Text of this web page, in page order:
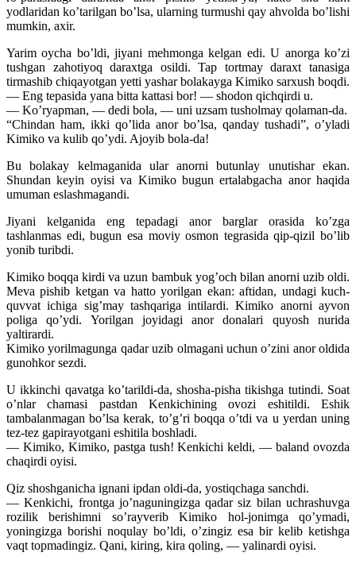
yodlaridan ko’tarilgan bo’lsa, ularning turmushi qay ahvolda bo’lishi
mumkin, axir.
Yarim oycha bo’ldi, jiyani mehmonga kelgan edi. U anorga ko’zi
tushgan zahotiyoq daraxtga osildi. Tap tortmay daraxt tanasiga
tirmashib chiqayotgan yetti yashar bolakayga Kimiko sarxush boqdi.
— Eng tepasida yana bitta kattasi bor! — shodon qichqirdi u.
— Ko’ryapman, — dedi bola, — uni uzsam tusholmay qolaman-da.
“Chindan ham, ikki qo’lida anor bo’lsa, qanday tushadi”, o’yladi
Kimiko va kulib qo’ydi. Ajoyib bola-da!
Bu bolakay kelmaganida ular anorni butunlay unutishar ekan.
Shundan keyin oyisi va Kimiko bugun ertalabgacha anor haqida
umuman eslashmagandi.
Jiyani kelganida eng tepadagi anor barglar orasida ko’zga
tashlanmas edi, bugun esa moviy osmon tegrasida qip-qizil bo’lib
yonib turibdi.
Kimiko boqqa kirdi va uzun bambuk yog’och bilan anorni uzib oldi.
Meva pishib ketgan va hatto yorilgan ekan: aftidan, undagi kuch-
quvvat ichiga sig’may tashqariga intilardi. Kimiko anorni ayvon
poliga qo’ydi. Yorilgan joyidagi anor donalari quyosh nurida
yaltirardi.
Kimiko yorilmagunga qadar uzib olmagani uchun o’zini anor oldida
gunohkor sezdi.
U ikkinchi qavatga ko’tarildi-da, shosha-pisha tikishga tutindi. Soat
o’nlar chamasi pastdan Kenkichining ovozi eshitildi. Eshik
tambalanmagan bo’lsa kerak, to’g’ri boqqa o’tdi va u yerdan uning
tez-tez gapirayotgani eshitila boshladi.
— Kimiko, Kimiko, pastga tush! Kenkichi keldi, — baland ovozda
chaqirdi oyisi.
Qiz shoshganicha ignani ipdan oldi-da, yostiqchaga sanchdi.
— Kenkichi, frontga jo’naguningizga qadar siz bilan uchrashuvga
rozilik berishimni so’rayverib Kimiko hol-jonimga qo’ymadi,
yoningizga borishi noqulay bo’ldi, o’zingiz esa bir kelib ketishga
vaqt topmadingiz. Qani, kiring, kira qoling, — yalinardi oyisi.